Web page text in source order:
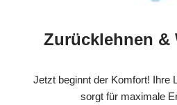
Zurücklehnen &
Jetzt beginnt der Komfort! Ihre
sorgt für maximale